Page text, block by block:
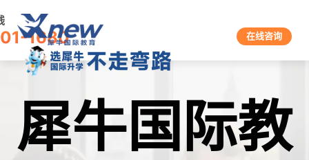
1680 在线咨询
犀牛国际教